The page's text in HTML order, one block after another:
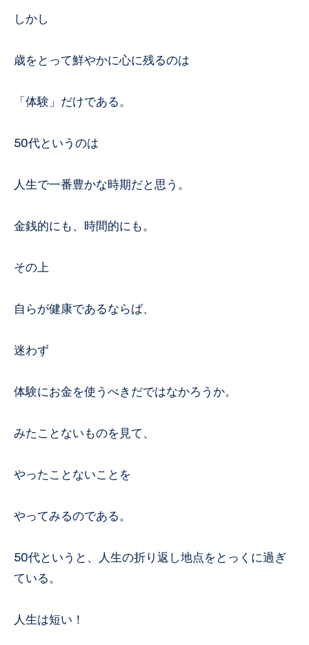
しかし
歳をとって鮮やかに心に残るのは
「体験」だけである。
50代というのは
人生で一番豊かな時期だと思う。
金銭的にも、時間的にも。
その上
自らが健康であるならば、
迷わず
体験にお金を使うべきだではなかろうか。
みたことないものを見て、
やったことないことを
やってみるのである。
50代というと、人生の折り返し地点をとっくに過ぎ
ている。
人生は短い！